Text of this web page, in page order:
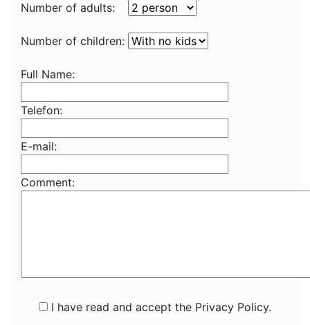
Number of adults:
Number of children:
Full Name:
Telefon:
E-mail:
Comment:
I have read and accept the Privacy Policy.